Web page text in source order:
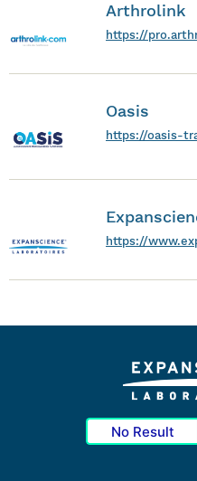
Arthrolink
https://
Oasis
https://oasis-
https://
No Result